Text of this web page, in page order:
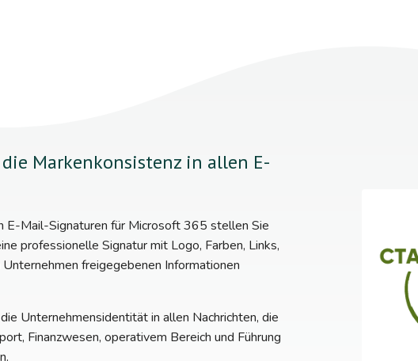
Markenkonsistenz in allen E-
E-Mail-Signaturen für Microsoft 365 stellen Sie
professionelle Signatur mit Logo, Farben, Links,
Unternehmen freigegebenen Informationen
Unternehmensidentität in allen Nachrichten, die
Finanzwesen, operativem Bereich und Führung